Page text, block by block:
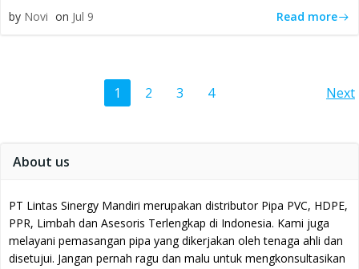
by Novi on Jul 9 Read more
Page
1 Page
2 Page
3 Page
4 Next
About us
PT Lintas Sinergy Mandiri merupakan distributor Pipa PVC, HDPE,
PPR, Limbah dan Asesoris Terlengkap di Indonesia. Kami juga
melayani pemasangan pipa yang dikerjakan oleh tenaga ahli dan
disetujui. Jangan pernah ragu dan malu untuk mengkonsultasikan